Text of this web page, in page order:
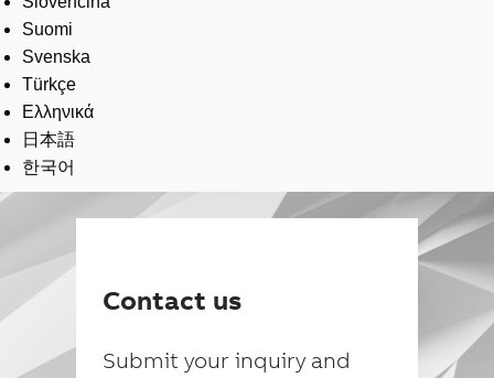
Suomi
Svenska
Türkçe
Ελληνικά
日本語
한국어
Contact us
Submit your inquiry and